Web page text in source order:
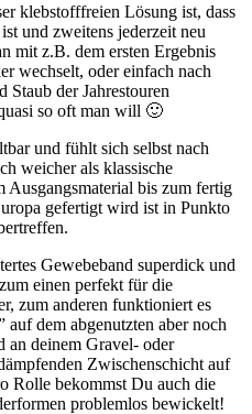
klebstofffreien Lösung ist, dass
und zweitens jederzeit neu
mit z.B. dem ersten Ergebnis
wechselt, oder einfach nach
Staub der Jahrestouren
so oft man will 🙂
und fühlt sich selbst nach
weicher als klassische
Ausgangsmaterial bis zum fertig
gefertigt wird ist in Punkto
Gewebeband superdick und
einen perfekt für die
zum anderen funktioniert es
auf dem abgenutzten aber noch
an deinem Gravel- oder
Zwischenschicht auf
Rolle bekommst Du auch die
problemlos bewickelt!